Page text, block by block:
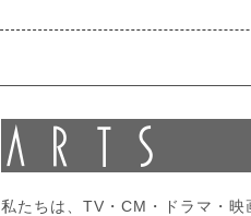
私たちは、TV・CM・ドラマ・